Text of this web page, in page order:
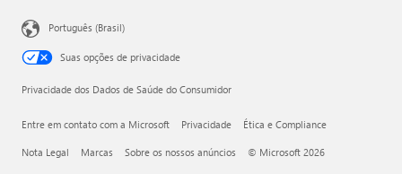
Português (Brasil)
Suas opções de privacidade
Privacidade dos Dados de Saúde do Consumidor
Entre em contato com a Microsoft Privacidade Ética e Compliance
Nota Legal Marcas Sobre os nossos anúncios © Microsoft 2026